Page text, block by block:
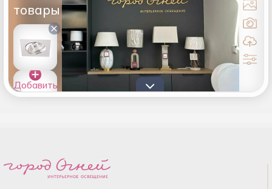
товары
×
Добавить
товары в